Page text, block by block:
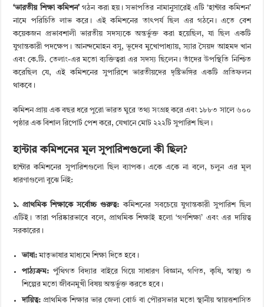
‘ভারতীয় শিক্ষা কমিশন’গঠন করা হয়। সভাপতির নামানুসারেই এটি ‘হান্টার কমিশন’
নামে পরিচিতি লাভ করে। এই কমিশনের তাৎপর্য ছিল এর গঠনে। এতে বেশ
কয়েকজন প্রভাবশালী ভারতীয় সদস্যকে অন্তর্ভুক্ত করা হয়েছিল, যা ছিল একটি
যুগান্তকারী পদক্ষেপ। আনন্দমোহন বসু, ভূদেব মুখোপাধ্যায়, স্যার সৈয়দ আহমদ খান
এবং কে.টি. তেলাং-এর মতো ব্যক্তিত্বরা এর সদস্য ছিলেন। তাঁদের উপস্থিতি নিশ্চিত
করেছিল যে, এই কমিশনের সুপারিশে ভারতীয়দের দৃষ্টিভঙ্গির একটি প্রতিফলন
থাকবে।
কমিশন প্রায় এক বছর ধরে পুরো ভারত ঘুরে তথ্য সংগ্রহ করে এবং ১৮৮৩ সালে ৬০০
পৃষ্ঠার এক বিশাল রিপোর্ট পেশ করে, যেখানে মোট ২২২টি সুপারিশ ছিল।
হান্টার কমিশনের মূল সুপারিশগুলো কী ছিল?
হান্টার কমিশনের সুপারিশগুলো ছিল ব্যাপক। একে একে না বলে, চলুন এর মূল
ধারণাগুলো বুঝে নিই:
১. প্রাথমিক শিক্ষাকে সর্বোচ্চ গুরুত্ব: কমিশনের সবচেয়ে যুগান্তকারী সুপারিশ ছিল
এটিই। তারা পরিষ্কারভাবে বলে, প্রাথমিক শিক্ষাই হলো ‘গণশিক্ষা’ এবং এর দায়িত্ব
সরকারের।
ভাষা:মাতৃভাষার মাধ্যমে শিক্ষা দিতে হবে।
পাঠ্যক্রম: পুঁথিগত বিদ্যার বাইরে গিয়ে সাধারণ বিজ্ঞান, গণিত, কৃষি, স্বাস্থ্য ও
শিল্পের মতো জীবনমুখী বিষয় অন্তর্ভুক্ত করতে হবে।
দায়িত্ব: প্রাথমিক শিক্ষার ভার জেলা বোর্ড বা পৌরসভার মতো স্থানীয় স্বায়ত্তশাসিত